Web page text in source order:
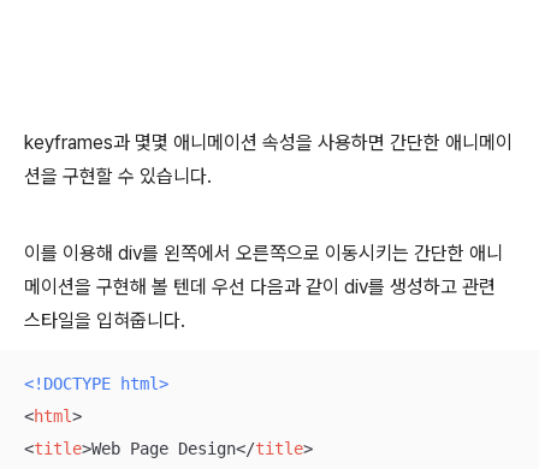
keyframes과 몇몇 애니메이션 속성을 사용하면 간단한 애니메이
션을 구현할 수 있습니다.
이를 이용해 div를 왼쪽에서 오른쪽으로 이동시키는 간단한 애니
메이션을 구현해 볼 텐데 우선 다음과 같이 div를 생성하고 관련
스타일을 입혀줍니다.
<!DOCTYPE html>
<html>
<title>Web Page Design</title>